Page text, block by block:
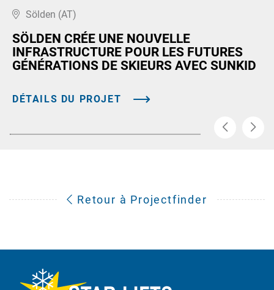
Sölden (AT)
SÖLDEN CRÉE UNE NOUVELLE
INFRASTRUCTURE POUR LES FUTURES
GÉNÉRATIONS DE SKIEURS AVEC SUNKID
DÉTAILS DU PROJET
Retour à Projectfinder